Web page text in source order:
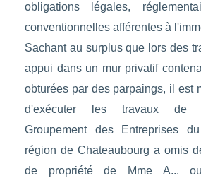
obligations légales,
conventionnelles afférentes à
Sachant au surplus que lors des
appui dans un mur privatif
obturées par des parpaings, il est
d'exécuter les travaux de
Groupement des Entreprises
région de Chateaubourg a omis
de propriété de Mme A...